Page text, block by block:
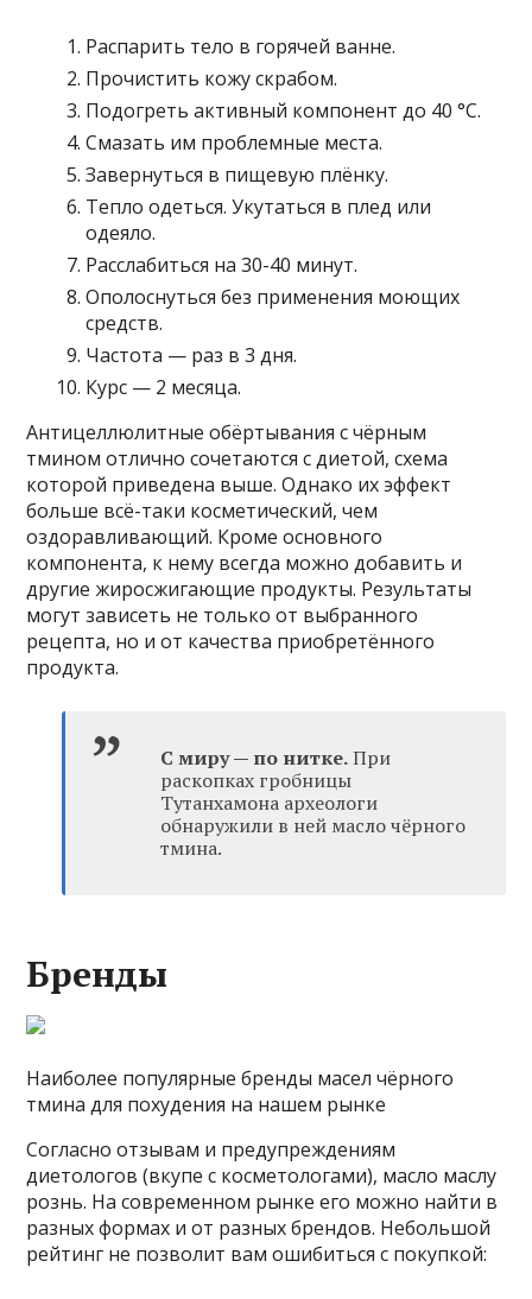
Распарить тело в горячей ванне.
Прочистить кожу скрабом.
Подогреть активный компонент до 40 °С.
Смазать им проблемные места.
Завернуться в пищевую плёнку.
Тепло одеться. Укутаться в плед или
одеяло.
Расслабиться на 30-40 минут.
Ополоснуться без применения моющих
средств.
Частота — раз в 3 дня.
Курс — 2 месяца.
Антицеллюлитные обёртывания с чёрным
тмином отлично сочетаются с диетой, схема
которой приведена выше. Однако их эффект
больше всё-таки косметический, чем
оздоравливающий. Кроме основного
компонента, к нему всегда можно добавить и
другие жиросжигающие продукты. Результаты
могут зависеть не только от выбранного
рецепта, но и от качества приобретённого
продукта.
С миру — по нитке.При
раскопках гробницы
Тутанхамона археологи
обнаружили в ней масло чёрного
тмина.
Бренды
Наиболее популярные бренды масел чёрного
тмина для похудения на нашем рынке
Согласно отзывам и предупреждениям
диетологов (вкупе с косметологами), масло маслу
рознь. На современном рынке его можно найти в
разных формах и от разных брендов. Небольшой
рейтинг не позволит вам ошибиться с покупкой: